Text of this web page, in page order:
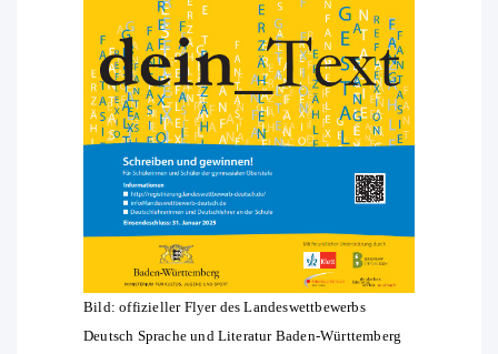
Bild: offizieller Flyer des Landeswettbewerbs
Deutsch Sprache und Literatur Baden-Württemberg